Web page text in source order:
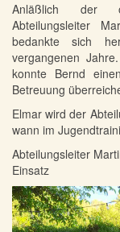
Anläßlich der
Abteilungsleiter
bedankte sich
vergangenen
konnte Bernd
Betreuung
Elmar wird der
wann im
Abteilungsleiter
Einsatz